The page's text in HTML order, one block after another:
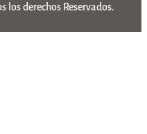
derechos Reservados.